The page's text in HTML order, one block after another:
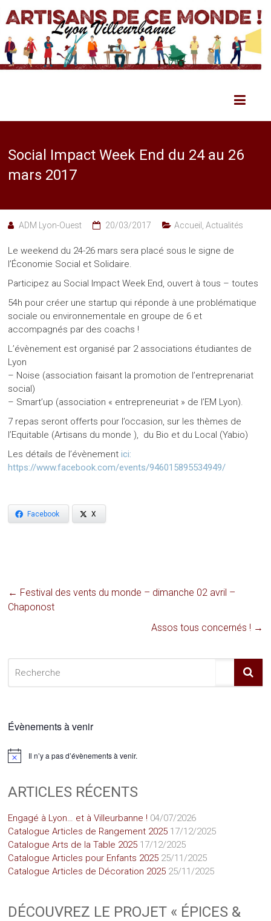
Social Impact Week End du 24 au 26
mars 2017
ADM Lyon-Ouest 20/03/2017 Accueil ,Actualités
Le weekend du 24-26 mars sera placé sous le signe de
l’Économie Social et Solidaire.
Participez au Social Impact Week End, ouvert à tous – toutes
54h pour créer une startup qui réponde à une problématique
sociale ou environnementale en groupe de 6 et
accompagnés par des coachs !
L’évènement est organisé par 2 associations étudiantes de
Lyon
– Noise (association faisant la promotion de l’entreprenariat
social)
– Smart’up (association « entrepreneuriat » de l’EM Lyon).
7 repas seront offerts pour l’occasion, sur les thèmes de
l’Equitable (Artisans du monde ), du Bio et du Local (Yabio)
Les détails de l’évènementici:
https://www.facebook.com/events/946015895534949/
Facebook X
← Festival des vents du monde – dimanche 02 avril –
Chaponost
Assos tous concernés ! →
Évènements à venir
Notice Il n’y a pas d’évènements à venir.
ARTICLES RÉCENTS
Engagé à Lyon… et à Villeurbanne ! 04/07/2026
Catalogue Articles de Rangement 2025 17/12/2025
Catalogue Arts de la Table 2025 17/12/2025
Catalogue Articles pour Enfants 2025 25/11/2025
Catalogue Articles de Décoration 2025 25/11/2025
DÉCOUVREZ LE PROJET « ÉPICES &